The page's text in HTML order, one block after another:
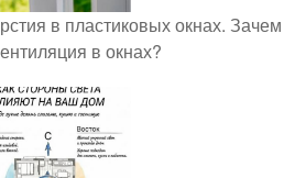
в пластиковых окнах. Зачем
в окнах?